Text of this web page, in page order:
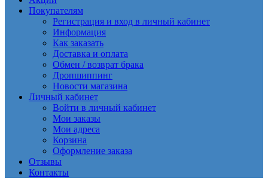
Покупателям
Регистрация и вход в личный кабинет
Информация
Как заказать
Доставка и оплата
Обмен / возврат брака
Дропшиппинг
Новости магазина
Личный кабинет
Войти в личный кабинет
Мои заказы
Мои адреса
Корзина
Оформление заказа
Отзывы
Контакты